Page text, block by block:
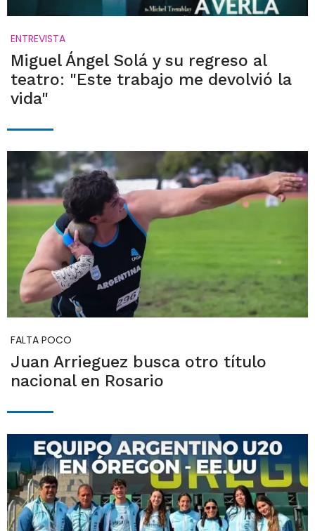
ENTREVISTA
Miguel Ángel Solá y su regreso al
teatro: "Este trabajo me devolvió la
vida"
FALTA POCO
Juan Arrieguez busca otro título
nacional en Rosario